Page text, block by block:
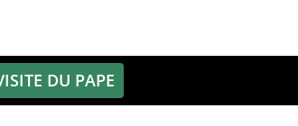
DU PAPE